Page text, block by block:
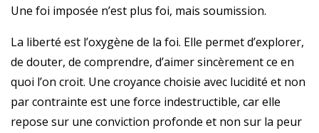
Une foi imposée n’est plus foi, mais soumission.
La liberté est l’oxygène de la foi. Elle permet d’explorer,
de douter, de comprendre, d’aimer sincèrement ce en
quoi l’on croit. Une croyance choisie avec lucidité et non
par contrainte est une force indestructible, car elle
repose sur une conviction profonde et non sur la peur